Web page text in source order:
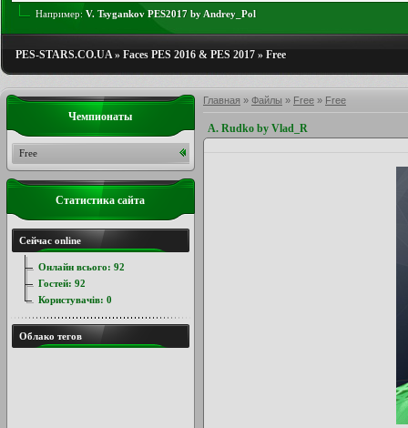
Например: V. Tsygankov PES2017 by Andrey_Pol
PES-STARS.CO.UA» Faces PES 2016 & PES 2017 » Free
Главная » Файлы » Free » Free
A. Rudko by Vlad_R
Чемпионаты
Free
Статистика сайта
Сейчас online
Онлайн всього: 92
Гостей: 92
Користувачів: 0
Облако тегов